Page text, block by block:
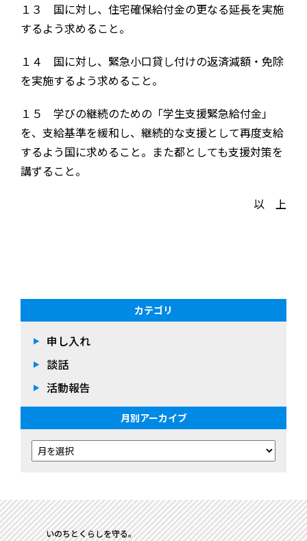
１３ 国に対し、住宅確保給付金の更なる延長を実施
するよう求めること。
１４ 国に対し、緊急小口貸し付けの返済減額・免除
を実施するよう求めること。
１５ 学びの継続のための「学生支援緊急給付金」
を、支給基準を緩和し、継続的な支援として再度支給
するよう国に求めること。また都としても支援対策を
講ずること。
以 上
カテゴリ
申し入れ
談話
活動報告
月別アーカイブ
いのちとくらしを守る。